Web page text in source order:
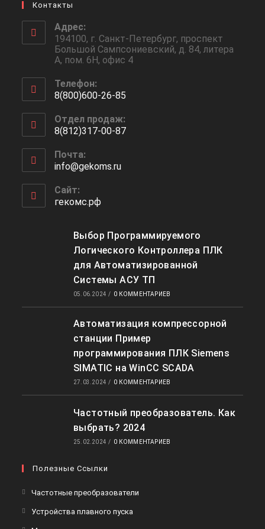
Контакты
Адрес:
194100, г. Санкт-Петербург, проспект
Большой Сампсониевский, д. 84, литера
А, пом. 6Н, офис 4
Телефон:
8(800)600-26-85
в
вашем
приложении
Отдел продаж:
8(812)317-00-87
в
вашем
приложении
Почта:
info@gekoms.ruОткроется
Сайт:
гекомс.рф
Выбор Программируемого
Логического Контроллера ПЛК
для Автоматизированной
Системы АСУ ТП
05.06.2024 / 0 КОММЕНТАРИЕВ
Автоматизация компрессорной
станции Пример
программирования ПЛК Siemens
SIMATIC на WinCC SCADA
27.03.2024 / 0 КОММЕНТАРИЕВ
Частотный преобразователь. Как
выбрать? 2024
25.02.2024 / 0 КОММЕНТАРИЕВ
Полезные Ссылки
Частотные преобразователи
Устройства плавного пуска